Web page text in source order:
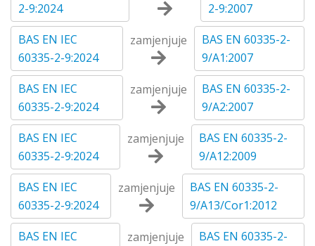
2-9:2024
2-9:2007
BAS EN IEC
60335-2-9:2024
zamjenjuje
BAS EN 60335-2-
9/A1:2007
BAS EN IEC
60335-2-9:2024
zamjenjuje
BAS EN 60335-2-
9/A2:2007
BAS EN IEC
60335-2-9:2024
zamjenjuje
BAS EN 60335-2-
9/A12:2009
BAS EN IEC
60335-2-9:2024
zamjenjuje
BAS EN 60335-2-
9/A13/Cor1:2012
BAS EN IEC
zamjenjuje
BAS EN 60335-2-